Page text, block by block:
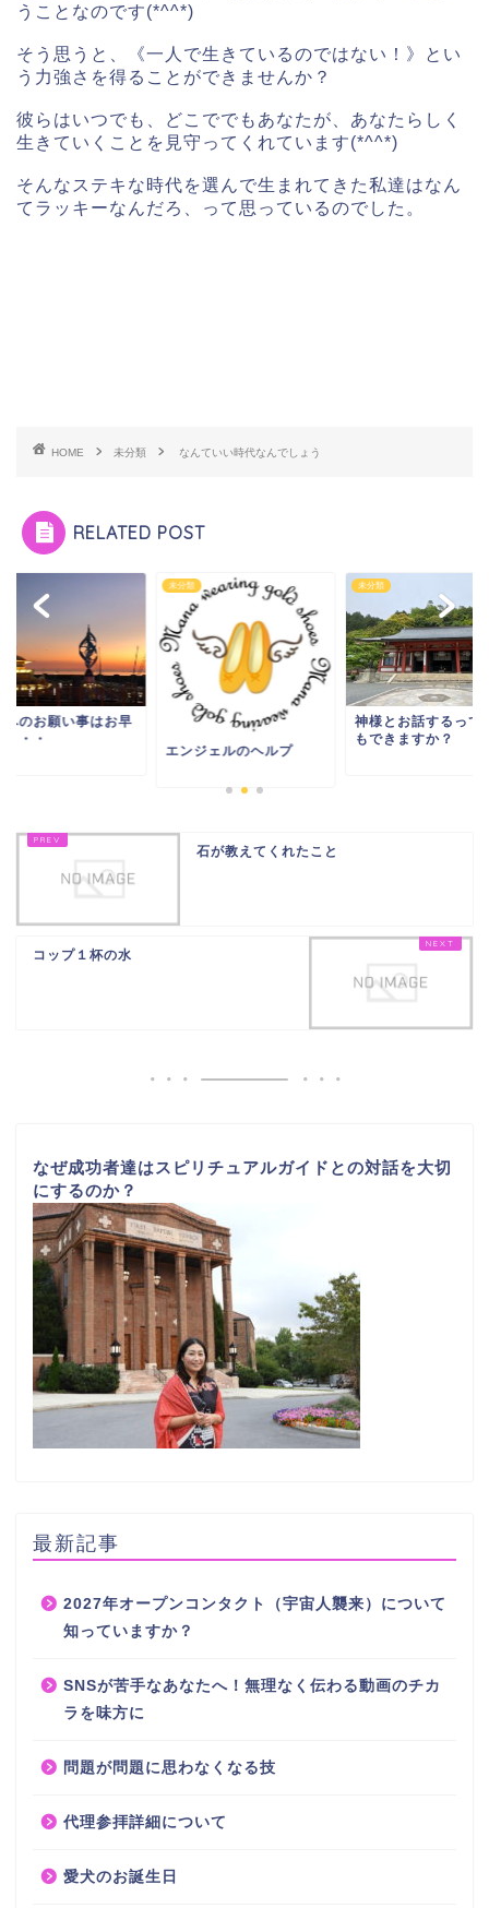
うことなのです(*^^*)
そう思うと、《一人で生きているのではない！》とい
う力強さを得ることができませんか？
彼らはいつでも、どこででもあなたが、あなたらしく
生きていくことを見守ってくれています(*^^*)
そんなステキな時代を選んで生まれてきた私達はなん
てラッキーなんだろ、って思っているのでした。
HOME 未分類 なんていい時代なんでしょう
RELATED POST
へのお願い事はお早
・・・
未分類
エンジェルのヘルプ
未分類
神様とお話するって
もできますか？
石が教えてくれたこと
コップ１杯の水
なぜ成功者達はスピリチュアルガイドとの対話を大切
にするのか？
最新記事
2027年オープンコンタクト（宇宙人襲来）について
知っていますか？
SNSが苦手なあなたへ！無理なく伝わる動画のチカ
ラを味方に
問題が問題に思わなくなる技
代理参拝詳細について
愛犬のお誕生日